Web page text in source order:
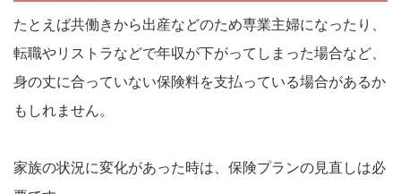
たとえば共働きから出産などのため専業主婦になったり、
転職やリストラなどで年収が下がってしまった場合など、
身の丈に合っていない保険料を支払っている場合があるか
もしれません。
家族の状況に変化があった時は、保険プランの見直しは必